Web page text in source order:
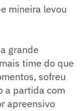
mineira levou
grande
time do que
sofreu
a partida com
apreensivo